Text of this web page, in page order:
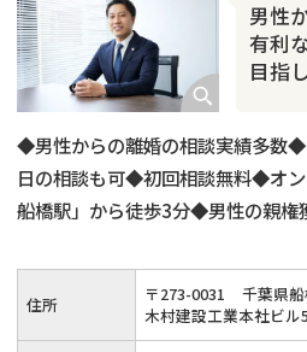
男性
有利
目指
◆男性からの離婚の相談実績多数
日の相談も可◆初回相談無料◆オ
船橋駅」から徒歩3分◆男性の親
ピニオンとしての活用もOK◆依
提案
住所 〒273-0031
千葉県
木村建設工業本社ビル